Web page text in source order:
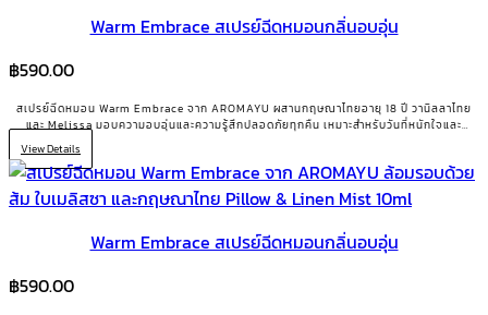
Warm Embrace สเปรย์ฉีดหมอนกลิ่นอบอุ่น
฿590.00
สเปรย์ฉีดหมอน Warm Embrace จาก AROMAYU ผสานกฤษณาไทยอายุ 18 ปี วานิลลาไทย
และ Melissa มอบความอบอุ่นและความรู้สึกปลอดภัยทุกคืน เหมาะสำหรับวันที่หนักใจและ
View Details
Warm Embrace สเปรย์ฉีดหมอนกลิ่นอบอุ่น
฿590.00